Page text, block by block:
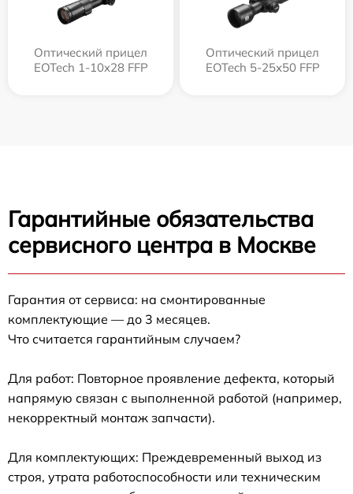
Оптический прицел
EOTech 1-10x28 FFP
Оптический прицел
EOTech 5-25x50 FFP
Гарантийные обязательства
сервисного центра в Москве
Гарантия от сервиса: на смонтированные
комплектующие — до 3 месяцев.
Что считается гарантийным случаем?
Для работ: Повторное проявление дефекта, который
напрямую связан с выполненной работой (например,
некорректный монтаж запчасти).
Для комплектующих: Преждевременный выход из
строя, утрата работоспособности или техническим